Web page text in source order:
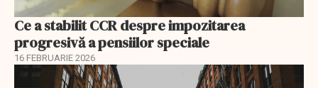
Ce a stabilit CCR despre impozitarea
progresivă a pensiilor speciale
16 FEBRUARIE 2026